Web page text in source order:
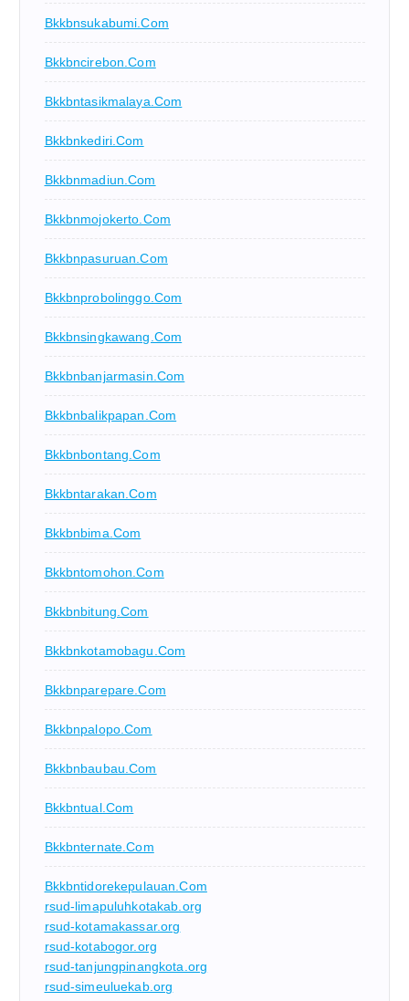
Bkkbnsukabumi.com
Bkkbncirebon.com
Bkkbntasikmalaya.com
Bkkbnkediri.com
Bkkbnmadiun.com
Bkkbnmojokerto.com
Bkkbnpasuruan.com
Bkkbnprobolinggo.com
Bkkbnsingkawang.com
Bkkbnbanjarmasin.com
Bkkbnbalikpapan.com
Bkkbnbontang.com
Bkkbntarakan.com
Bkkbnbima.com
Bkkbntomohon.com
Bkkbnbitung.com
Bkkbnkotamobagu.com
Bkkbnparepare.com
Bkkbnpalopo.com
Bkkbnbaubau.com
Bkkbntual.com
Bkkbnternate.com
Bkkbntidorekepulauan.com
rsud-limapuluhkotakab.org
rsud-kotamakassar.org
rsud-kotabogor.org
rsud-tanjungpinangkota.org
rsud-simeuluekab.org